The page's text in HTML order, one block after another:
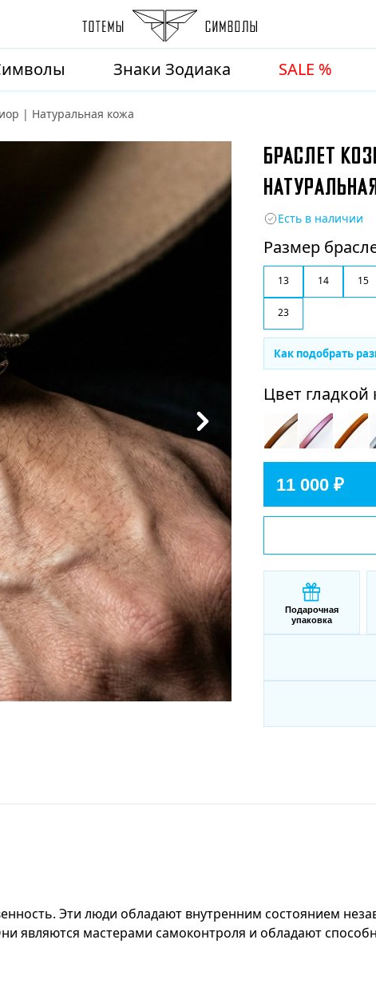
Знаки Зодиака SALE %
| Натуральная кожа
БРАСЛЕТ
Есть в наличии
Размер
13 14 15
23
Как подобрать
Цвет гладкой
11 000 ₽
Подарочная
упаковка
Эти люди обладают внутренним состоянием
являются мастерами самоконтроля и обладают